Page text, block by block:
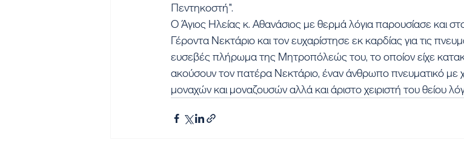
Πεντηκοστή".
Ο Άγιος Ηλείας κ. Αθανάσιος με θερμά λόγια παρουσίασε και
Γέροντα Νεκτάριο και τον ευχαρίστησε εκ καρδίας για τις
ευσεβές πλήρωμα της Μητροπόλεώς του, το οποίον είχε
ακούσουν τον πατέρα Νεκτάριο, έναν άνθρωπο πνευματικό με
μοναχών και μοναζουσών αλλά και άριστο χειριστή του θείου